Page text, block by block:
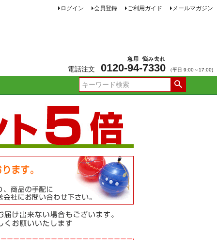
ログイン 会員登録 ご利用ガイド メールマガジン
電話注文 0120-94
急用
-7330
悩み去れ
（平日 9:00～17:00)